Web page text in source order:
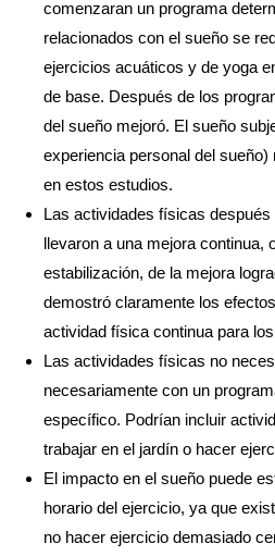
comenzaran un programa
relacionados con el sueño se
ejercicios acuáticos y de yoga
de base. Después de los
del sueño mejoró. El sueño
experiencia personal del
en estos estudios.
Las actividades físicas
llevaron a una mejora continua,
estabilización, de la mejora
demostró claramente los
actividad física continua para
Las actividades físicas no
necesariamente con un
específico. Podrían incluir
trabajar en el jardín o hacer
El impacto en el sueño puede
horario del ejercicio, ya que
no hacer ejercicio demasiado